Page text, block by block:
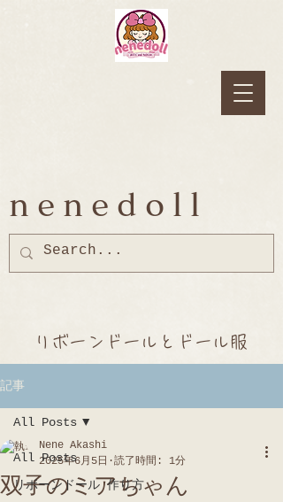
nenedoll
リボーンドールとドール服
記事
All Posts
リボーンドール 作り方
All Posts
双子のミアちゃん
Nene Akashi
2025年6月5日
読了時間: 1分